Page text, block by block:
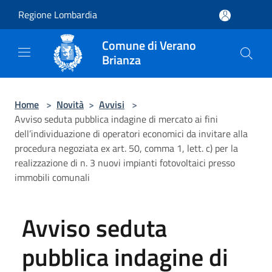
Regione Lombardia
Comune di Verano
Brianza
Home > Novità > Avvisi >
Avviso seduta pubblica indagine di mercato ai fini
dell’individuazione di operatori economici da invitare alla
procedura negoziata ex art. 50, comma 1, lett. c) per la
realizzazione di n. 3 nuovi impianti fotovoltaici presso
immobili comunali
Avviso seduta
pubblica indagine di